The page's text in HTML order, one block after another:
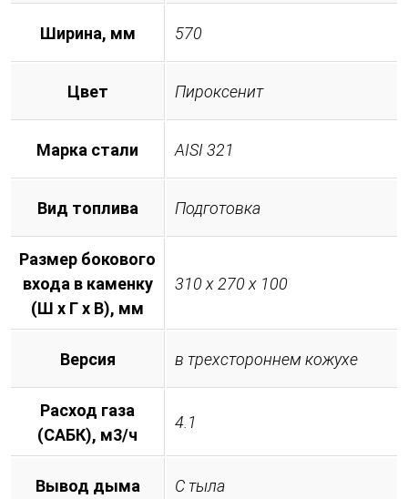
Ширина, мм 570
Цвет Пироксенит
Марка стали AISI 321
Вид топлива Подготовка
Размер бокового
входа в каменку
(Ш х Г х В), мм
310 х 270 х 100
Версия в трехстороннем кожухе
Расход газа
(САБК), м3/ч
4.1
Вывод дыма С тыла